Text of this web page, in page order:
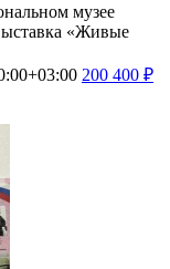
музее
«Живые
200 400 ₽